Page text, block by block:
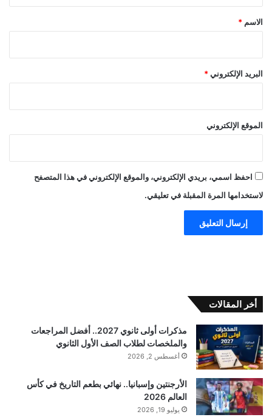
*
الاسم *
البريد الإلكتروني *
الموقع الإلكتروني
احفظ اسمي، بريدي الإلكتروني، والموقع الإلكتروني في هذا المتصفح
لاستخدامها المرة المقبلة في تعليقي.
أخر المقالات
مذكرات أولى ثانوي 2027.. أفضل المراجعات
والملخصات لطلاب الصف الأول الثانوي
أغسطس 2, 2026
الأرجنتين وإسبانيا.. نهائي بطعم التاريخ في كأس
العالم 2026
يوليو 19, 2026